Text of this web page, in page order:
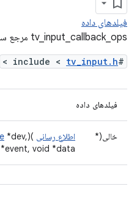
فیلدهای داده
tv_input_callback_ops مرجع ساختار
#include <
tv_input.h
>
فیلدهای داده
خالی(* اطلاع رسانی )(struct
*dev,
*event, void *data)